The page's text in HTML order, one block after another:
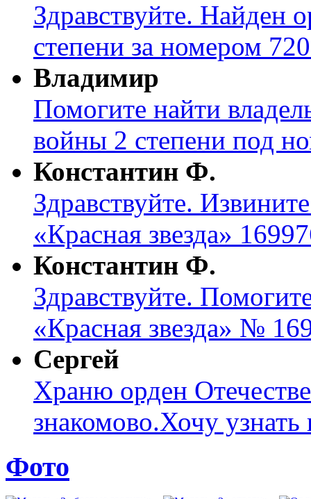
Здравствуйте. Найден
степени за номером
Владимир
Помогите найти
войны 2 степени под
Константин Ф.
Здравствуйте.
«Красная звезда»
Константин Ф.
Здравствуйте.
«Красная звезда» №
Сергей
Храню орден
знакомово.Хочу узнать
Фото